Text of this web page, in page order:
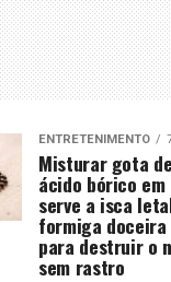
ENTRETENIMENTO
Misturar gota
ácido bórico em
serve a isca
formiga doceira
para destruir o
sem rastro